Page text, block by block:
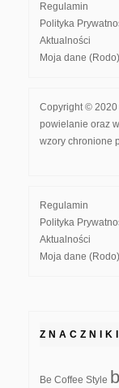
Regulamin
Polityka
Aktualności
Moja dane (Rodo)
Copyright ©
powielanie oraz
wzory chronione
Regulamin
Polityka
Aktualności
Moja dane (Rodo)
Be Coffee Style